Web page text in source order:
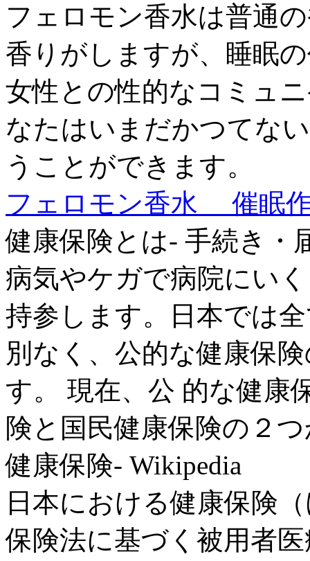
フェロモン香水は普通
香りがしますが、睡眠
女性との性的なコミュ
なたはいまだかつてな
うことができます。
フェロモン香水 催眠
健康保険とは- 手続き・
病気やケガで病院にい
持参します。日本では
別なく、公的な健康保
す。 現在、公 的な健康
険と国民健康保険の２
健康保険- Wikipedia
日本における健康保険
保険法に基づく被用者